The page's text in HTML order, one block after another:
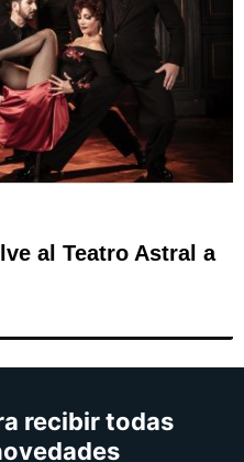
al Teatro Astral a
recibir todas